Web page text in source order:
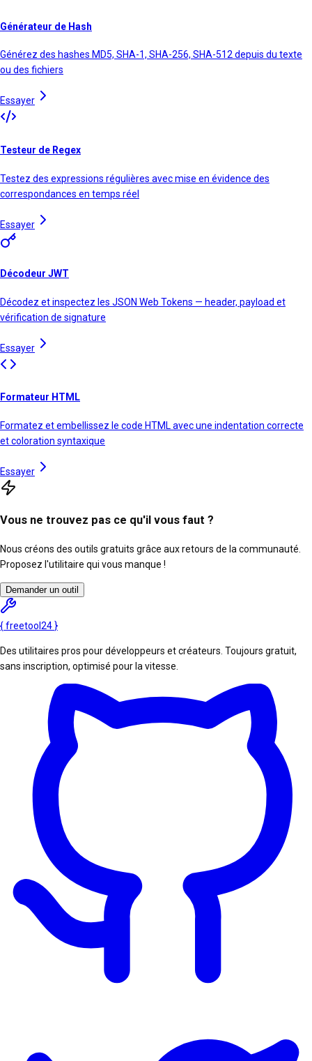
Générateur de Hash
Générez des hashes MD5, SHA-1, SHA-256, SHA-512 depuis du texte
ou des fichiers
Essayer
Testeur de Regex
Testez des expressions régulières avec mise en évidence des
correspondances en temps réel
Essayer
Décodeur JWT
Décodez et inspectez les JSON Web Tokens — header, payload et
vérification de signature
Essayer
Formateur HTML
Formatez et embellissez le code HTML avec une indentation correcte
et coloration syntaxique
Essayer
Vous ne trouvez pas ce qu'il vous faut ?
Nous créons des outils gratuits grâce aux retours de la communauté.
Proposez l'utilitaire qui vous manque !
Demander un outil
{freetool 24 }
Des utilitaires pros pour développeurs et créateurs. Toujours gratuit,
sans inscription, optimisé pour la vitesse.